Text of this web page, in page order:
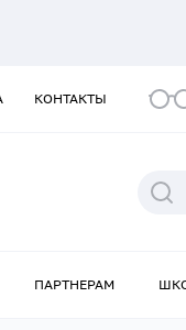
КОНТАКТЫ
ПАРТНЕРАМ